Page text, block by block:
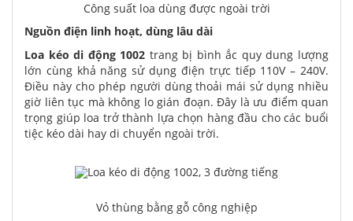
Công suất loa dùng được ngoài trời
Nguồn điện linh hoạt, dùng lâu dài
Loa kéo di động 1002 trang bị bình ắc quy dung lượng
lớn cùng khả năng sử dụng điện trực tiếp 110V – 240V.
Điều này cho phép người dùng thoải mái sử dụng nhiều
giờ liên tục mà không lo gián đoạn. Đây là ưu điểm quan
trọng giúp loa trở thành lựa chọn hàng đầu cho các buổi
tiệc kéo dài hay di chuyển ngoài trời.
Vỏ thùng bằng gỗ công nghiệp